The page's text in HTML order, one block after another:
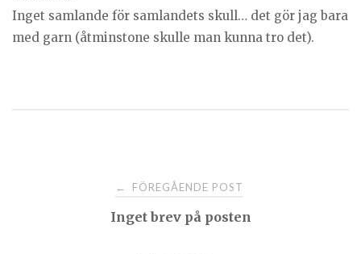
Inget samlande för samlandets skull… det gör jag bara
med garn (åtminstone skulle man kunna tro det).
← FÖREGÅENDE POST
Inget brev på posten